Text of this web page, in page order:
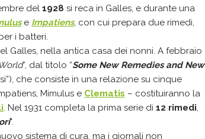
del 1928 si reca in Galles, e durante una
e Impatiens, con cui prepara due rimedi,
i batteri.
Galles, nella antica casa dei nonni. A febbraio
”, dal titolo “Some New Remedies and New
che consiste in una relazione su cinque
Mimulus e Clematis – costituiranno la
. Nel 1931 completa la prima serie di 12 rimedi,
".
sistema di cura, ma i giornali non